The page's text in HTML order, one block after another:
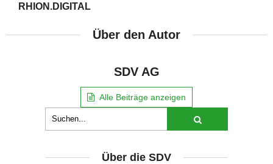
RHION.DIGITAL
Über den Autor
SDV AG
Alle Beiträge anzeigen
Über die SDV